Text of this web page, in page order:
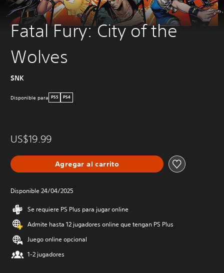
Fatal Fury: City of the
Wolves
SNK
Disponible para PS5 PS4
US$19.99
Agregar al carrito
Disponible 24/04/2025
Se requiere PS Plus para jugar online
Admite hasta 12 jugadores online que tengan PS Plus
Juego online opcional
1-2 jugadores